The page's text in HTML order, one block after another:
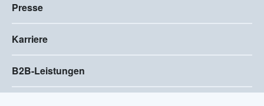
Presse
Karriere
B2B-Leistungen